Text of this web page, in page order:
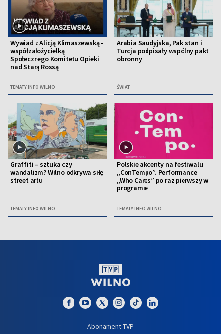
Wywiad z Alicją Klimaszewską -
współzałożycielką
Społecznego Komitetu Opieki
nad Starą Rossą
TEMATY INFO WILNO
Arabia Saudyjska, Pakistan i
Turcja podpisały wspólny pakt
obronny
ŚWIAT
Graffiti – sztuka czy
wandalizm? Wilno odkrywa siłę
street artu
TEMATY INFO WILNO
Polskie akcenty na festiwalu
„ConTempo”. Performance
„Who Cares” po raz pierwszy w
programie
TEMATY INFO WILNO
Abonament TVP